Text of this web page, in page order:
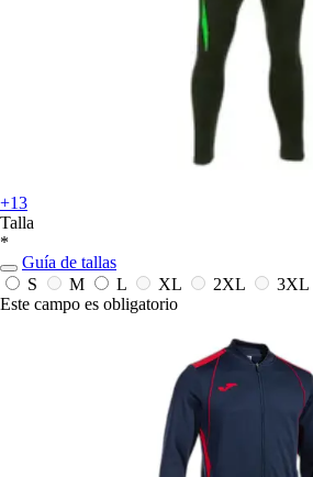
+13
Talla
*
Guía de tallas
S
M L XL 2XL
3XL
Este campo es obligatorio